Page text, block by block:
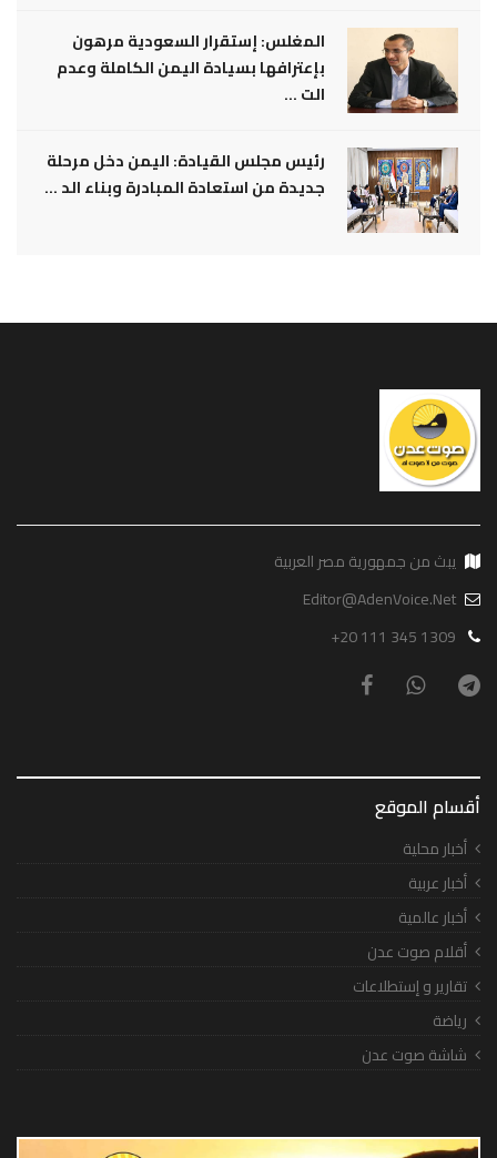
المغلس: إستقرار السعودية مرهون
بإعترافها بسيادة اليمن الكاملة وعدم
الت ...
رئيس مجلس القيادة: اليمن دخل مرحلة
جديدة من استعادة المبادرة وبناء الد ...
يبث من جمهورية مصر العربية
Editor@AdenVoice.Net
+20 111 345 1309
أقسام الموقع
أخبار محلية
أخبار عربية
أخبار عالمية
أقلام صوت عدن
تقارير و إستطلاعات
رياضة
شاشة صوت عدن